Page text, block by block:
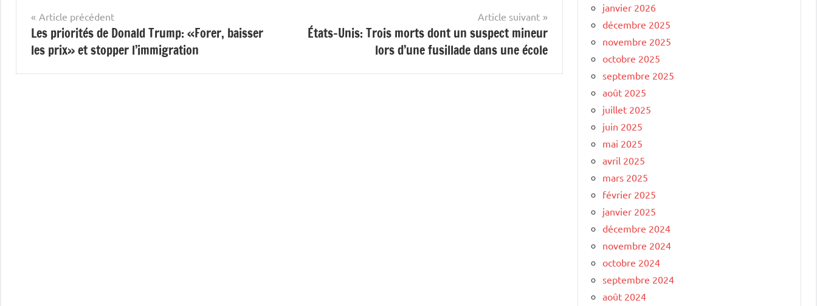
Navigation
de
l’article
Article précédent
Les priorités de Donald Trump: «Forer, baisser
les prix» et stopper l’immigration
Article suivant
États-Unis: Trois morts dont un suspect mineur
lors d’une fusillade dans une école
janvier 2026
décembre 2025
novembre 2025
octobre 2025
septembre 2025
août 2025
juillet 2025
juin 2025
mai 2025
avril 2025
mars 2025
février 2025
janvier 2025
décembre 2024
novembre 2024
octobre 2024
septembre 2024
août 2024